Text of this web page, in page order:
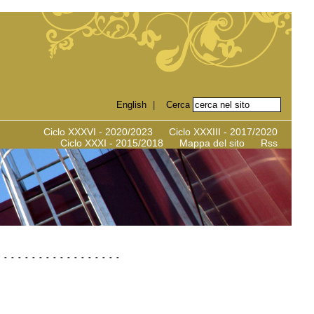
English
Ciclo XXXVI - 2020/2023
Ciclo XXXIII - 2017/2020
Ciclo XXXI - 2015/2018
Mappa del sito Rss
- - - - - - - - - - - - - - - - -